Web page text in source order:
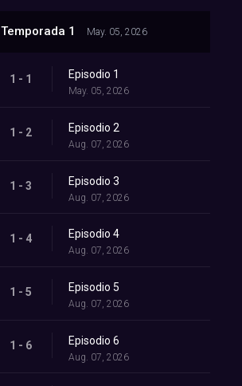
Temporada 1 May. 05, 2026
1 - 1 Episodio 1
May. 05, 2026
1 - 2 Episodio 2
Aug. 07, 2026
1 - 3 Episodio 3
Aug. 07, 2026
1 - 4 Episodio 4
Aug. 07, 2026
1 - 5 Episodio 5
Aug. 07, 2026
1 - 6 Episodio 6
Aug. 07, 2026